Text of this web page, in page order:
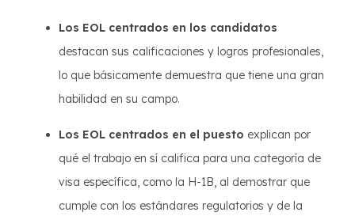
Los EOL centrados en los candidatos
destacan sus calificaciones y logros profesionales,
lo que básicamente demuestra que tiene una gran
habilidad en su campo.
Los EOL centrados en el puesto explican por
qué el trabajo en sí califica para una categoría de
visa específica, como la H-1B, al demostrar que
cumple con los estándares regulatorios y de la